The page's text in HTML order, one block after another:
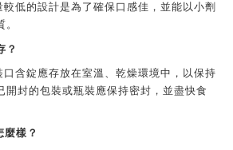
較低的設計是為了確保口感佳，並能以小劑
？
口含錠 應存放在室溫、乾燥環境中，以保持
開封的包裝或瓶裝應保持密封，並盡快食
麼樣？